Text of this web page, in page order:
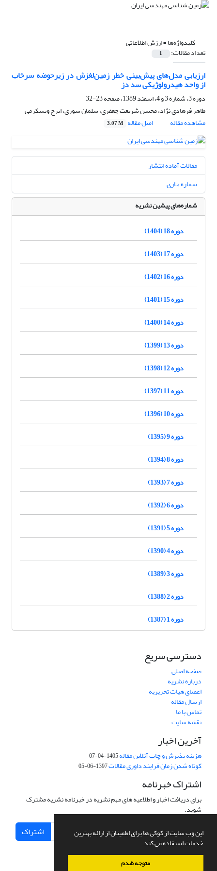
این وب سایت از کوکی ها برای اطمینان از ارائه بهترین
خدمات استفاده می کند.
متوجه شدم
کلیدواژه‌ها =ارزش اطلاعاتی
تعداد مقالات: 1
ارزیابی مدل‌های پیش‌بینی خطر زمین‌لغزش در زیرحوضه سرخاب
از واحد هیدرولوژیکی سد دز
دوره 3، شماره 3 و 4، اسفند 1389، صفحه
23-32
طاهر فرهادی نژاد، محسن شریعت جعفری، سلمان سوری، ایرج ویسکرمی
مشاهده مقاله
اصل مقاله 3.07 M
مقالات آماده انتشار
شماره جاری
شماره‌های پیشین نشریه
دوره 18 (1404)
دوره 17 (1403)
دوره 16 (1402)
دوره 15 (1401)
دوره 14 (1400)
دوره 13 (1399)
دوره 12 (1398)
دوره 11 (1397)
دوره 10 (1396)
دوره 9 (1395)
دوره 8 (1394)
دوره 7 (1393)
دوره 6 (1392)
دوره 5 (1391)
دوره 4 (1390)
دوره 3 (1389)
دوره 2 (1388)
دوره 1 (1387)
دسترسی سریع
صفحه اصلی
درباره نشریه
اعضای هیات تحریریه
ارسال مقاله
تماس با ما
نقشه سایت
آخرین اخبار
هزینه پذیرش و چاپ آنلاین مقاله1405-04-07
کوتاه شدن زمان فرایند داوری مقالات1397-06-05
اشتراک خبرنامه
برای دریافت اخبار و اطلاعیه های مهم نشریه در خبرنامه نشریه مشترک
شوید.
اشتراک